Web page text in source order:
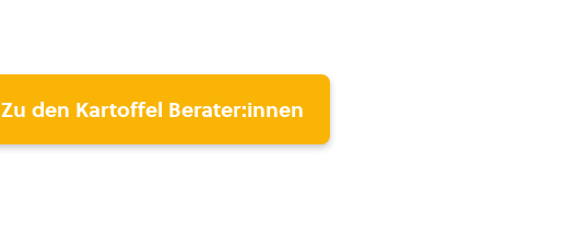
Zu den Kartoffel Berater:innen